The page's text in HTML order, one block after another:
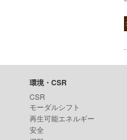
環境・CSR
CSR
モーダルシフト
再生可能エネルギー
安全